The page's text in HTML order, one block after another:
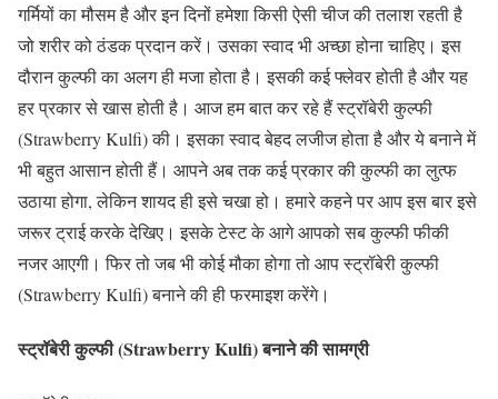
गर्मियों का मौसम है और इन दिनों हमेशा किसी ऐसी चीज की तलाश रहती है
जो शरीर को ठंडक प्रदान करें। उसका स्वाद भी अच्छा होना चाहिए। इस
दौरान कुल्फी का अलग ही मजा होता है। इसकी कई फ्लेवर होती है और यह
हर प्रकार से खास होती है। आज हम बात कर रहे हैं स्ट्रॉबेरी कुल्फी
(Strawberry Kulfi) की। इसका स्वाद बेहद लजीज होता है और ये बनाने में
भी बहुत आसान होती हैं। आपने अब तक कई प्रकार की कुल्फी का लुत्फ
उठाया होगा, लेकिन शायद ही इसे चखा हो। हमारे कहने पर आप इस बार इसे
जरूर ट्राई करके देखिए। इसके टेस्ट के आगे आपको सब कुल्फी फीकी
नजर आएगी। फिर तो जब भी कोई मौका होगा तो आप स्ट्रॉबेरी कुल्फी
(Strawberry Kulfi) बनाने की ही फरमाइश करेंगे।
स्ट्रॉबेरी कुल्फी (Strawberry Kulfi) बनाने की सामग्री